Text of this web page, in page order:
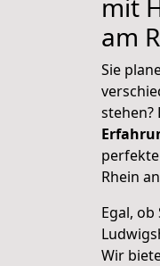
mit
am
Sie
stehen?
Rhein
Egal,
Wir